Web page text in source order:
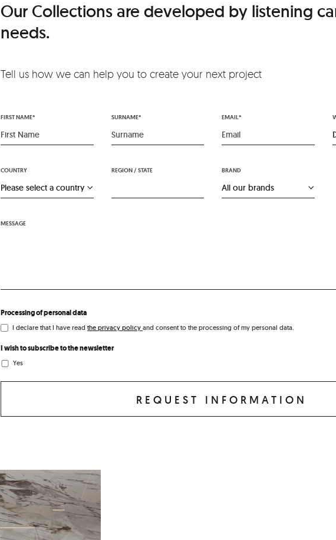
Our Collections are developed by listening
needs.
Tell us how we can help you to create your next project
FIRST NAME* SURNAME* EMAIL*
COUNTRY REGION / STATE BRAND
MESSAGE
Processing of personal data
I declare that I have read the privacy policy and consent to the processing of my personal data.
I wish to subscribe to the newsletter
Yes